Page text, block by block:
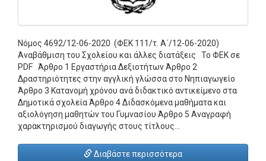
Νόμος 4692/12-06-2020 (ΦΕΚ 111/τ. Α΄/12-06-2020)
Αναβάθμιση του Σχολείου και άλλες διατάξεις Το ΦΕΚ σε
PDF Άρθρο 1 Εργαστήρια Δεξιοτήτων Άρθρο 2
Δραστηριότητες στην αγγλική γλώσσα στο Νηπιαγωγείο
Άρθρο 3 Κατανομή χρόνου ανά διδακτικό αντικείμενο στα
Δημοτικά σχολεία Άρθρο 4 Διδασκόμενα μαθήματα και
αξιολόγηση μαθητών του Γυμνασίου Άρθρο 5 Αναγραφή
χαρακτηρισμού διαγωγής στους τίτλους…
Διαβάστε περισσότερα